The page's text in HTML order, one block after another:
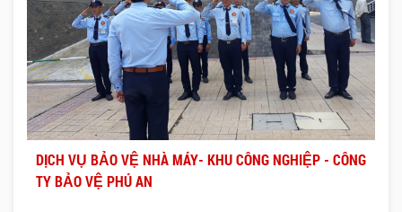
DỊCH VỤ BẢO VỆ NHÀ MÁY- KHU CÔNG NGHIỆP - CÔNG
TY BẢO VỆ PHÚ AN